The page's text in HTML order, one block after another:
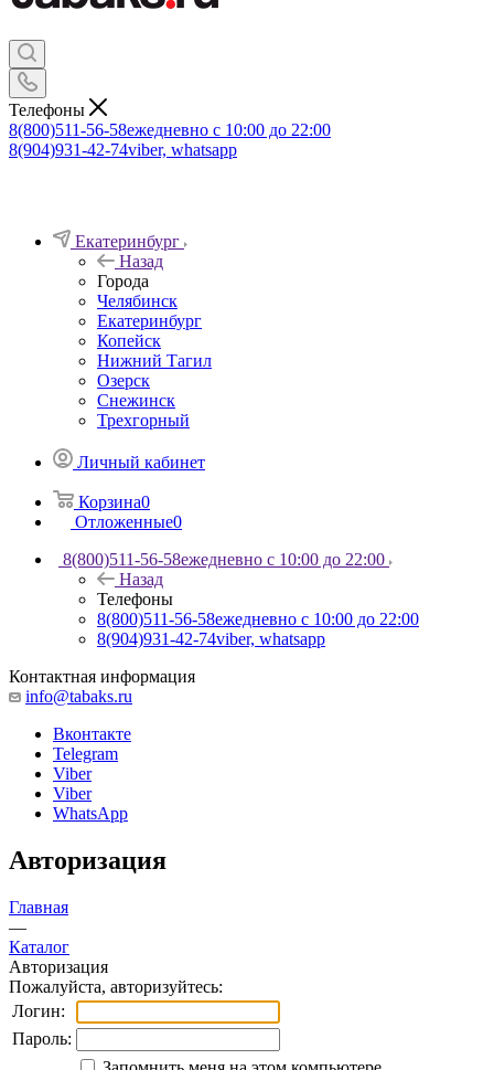
Телефоны
8(800)511-56-58ежедневно с 10:00 до 22:00
8(904)931-42-74viber, whatsapp
Екатеринбург
Назад
Города
Челябинск
Екатеринбург
Копейск
Нижний Тагил
Озерск
Снежинск
Трехгорный
Личный кабинет
Корзина0
Отложенные0
8(800)511-56-58ежедневно с 10:00 до 22:00
Назад
Телефоны
8(800)511-56-58ежедневно с 10:00 до 22:00
8(904)931-42-74viber, whatsapp
Контактная информация
info@tabaks.ru
Вконтакте
Telegram
Viber
Viber
WhatsApp
Авторизация
Главная
—
Каталог
Авторизация
Пожалуйста, авторизуйтесь:
Логин:
Пароль: